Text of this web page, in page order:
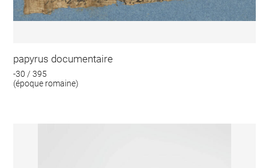
papyrus documentaire
-30 / 395
(époque romaine)